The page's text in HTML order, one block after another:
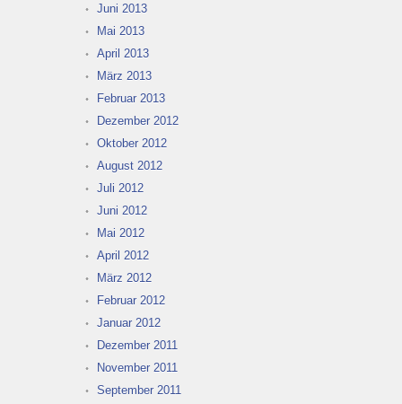
Juni 2013
Mai 2013
April 2013
März 2013
Februar 2013
Dezember 2012
Oktober 2012
August 2012
Juli 2012
Juni 2012
Mai 2012
April 2012
März 2012
Februar 2012
Januar 2012
Dezember 2011
November 2011
September 2011